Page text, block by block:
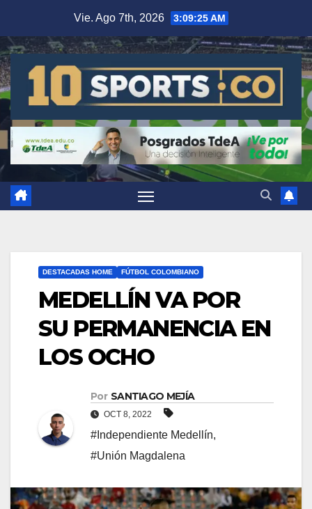
Vie. Ago 7th, 2026 3:09:25 AM
DESTACADAS HOME FÚTBOL COLOMBIANO
MEDELLÍN VA POR
SU PERMANENCIA EN
LOS OCHO
Por SANTIAGO MEJÍA
OCT 8, 2022
#Independiente Medellín,
#Unión Magdalena